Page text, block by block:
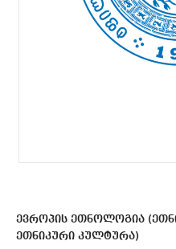
ევროპის ეთნოლოგია
ეთნიკური კულტურა)